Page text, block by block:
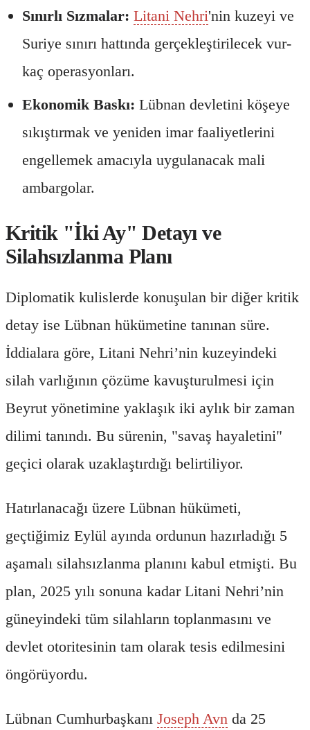
Sınırlı Sızmalar: Litani Nehri'nin kuzeyi ve
Suriye sınırı hattında gerçekleştirilecek vur-
kaç operasyonları.
Ekonomik Baskı: Lübnan devletini köşeye
sıkıştırmak ve yeniden imar faaliyetlerini
engellemek amacıyla uygulanacak mali
ambargolar.
Kritik "İki Ay" Detayı ve
Silahsızlanma Planı
Diplomatik kulislerde konuşulan bir diğer kritik
detay ise Lübnan hükümetine tanınan süre.
İddialara göre, Litani Nehri’nin kuzeyindeki
silah varlığının çözüme kavuşturulmesi için
Beyrut yönetimine yaklaşık iki aylık bir zaman
dilimi tanındı. Bu sürenin, "savaş hayaletini"
geçici olarak uzaklaştırdığı belirtiliyor.
Hatırlanacağı üzere Lübnan hükümeti,
geçtiğimiz Eylül ayında ordunun hazırladığı 5
aşamalı silahsızlanma planını kabul etmişti. Bu
plan, 2025 yılı sonuna kadar Litani Nehri’nin
güneyindeki tüm silahların toplanmasını ve
devlet otoritesinin tam olarak tesis edilmesini
öngörüyordu.
Lübnan Cumhurbaşkanı Joseph Avn da 25